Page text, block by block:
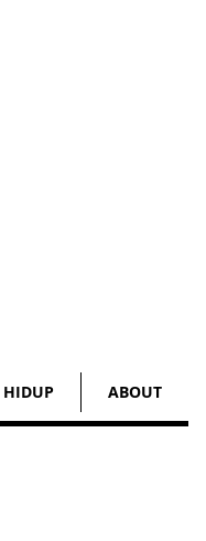
HIDUP ABOUT